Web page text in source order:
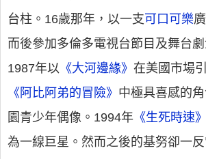
台柱。16歲那年，以一支可口可樂
而後參加多倫多電視台節目及舞台劇
1987年以 《大河邊緣》 在美國市場
《阿比阿弟的冒險》 中極具喜感的
園青少年偶像。1994年 《生死時速》
為一線巨星。然而之後的基努卻一